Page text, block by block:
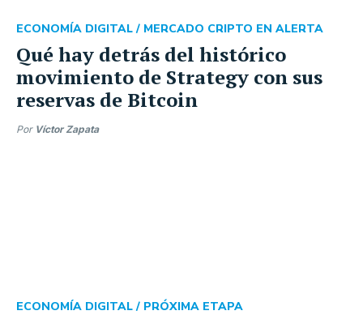
Qué hay detrás del histórico
movimiento de Strategy con sus
reservas de Bitcoin
ECONOMÍA DIGITAL / MERCADO CRIPTO EN ALERTA
Por Víctor Zapata
ECONOMÍA DIGITAL / PRÓXIMA ETAPA